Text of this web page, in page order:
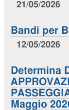
21/05/2026
Bandi per
12/05/2026
Determina
Maggio